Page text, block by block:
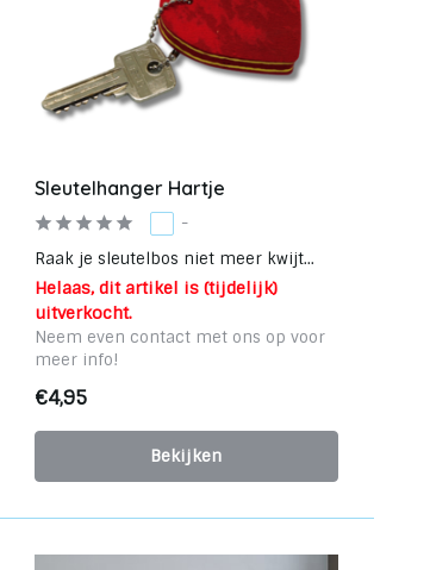
Sleutelhanger Hartje
-
Raak je sleutelbos niet meer kwijt...
Helaas, dit artikel is (tijdelijk)
uitverkocht.
Neem even contact met ons op voor
meer info!
€4,95
Bekijken